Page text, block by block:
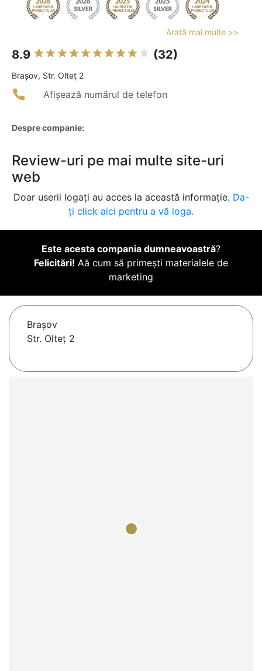
Arată mai multe >>
8.9 (32)
Braşov, Str. Olteț 2
Afișează numărul de telefon
Despre companie:
Review-uri pe mai multe site-uri
web
Doar userii logați au acces la această informație. Da-
ți click aici pentru a vă loga.
Este acesta compania dumneavoastră?
Felicitări! Aă cum să primești materialele de
marketing
Braşov
Str. Olteț 2